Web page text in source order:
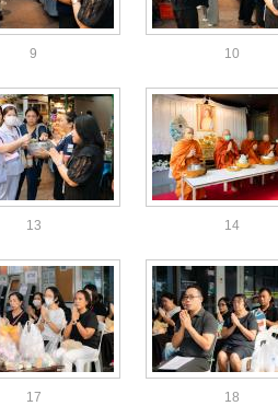
9 10
13 14
17 18